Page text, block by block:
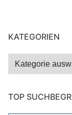
KATEGORIEN
Kategorien
TOP